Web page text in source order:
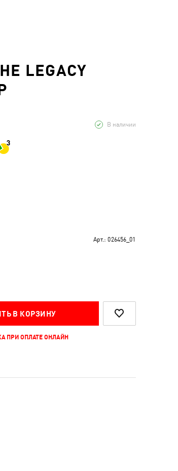
LEGACY
В наличии
Арт.: 026456_01
В КОРЗИНУ
ПРИ ОПЛАТЕ ОНЛАЙН